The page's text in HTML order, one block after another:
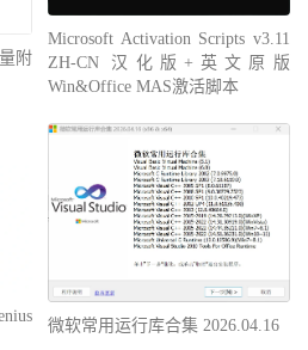
附
Microsoft Activation Scripts v3.11
ZH-CN 汉化版+英文原版
Win&Office MAS激活脚本
微软常用运行库合集 2026.04.16